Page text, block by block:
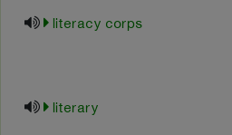
literacy corps
literary